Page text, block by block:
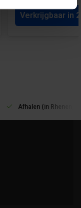
Verkrijgbaar in
Afhalen (in Rhenen)